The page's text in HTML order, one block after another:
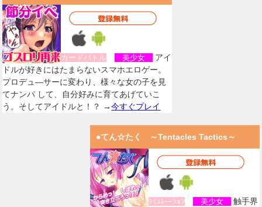
カードバトル 美少女
アイ
ドルが好きにはたまらないスマホエロゲー。
プロデュ―サーに変わり、様々な女の子を見
てナンパ して、自分好みに育てあげていこ
う。そしてアイドルと！？ →今すぐプレイ
●てん☆たく ～Tentacles Tactics～
ｼﾐｭﾚーｼｮﾝ 美少女
触手界